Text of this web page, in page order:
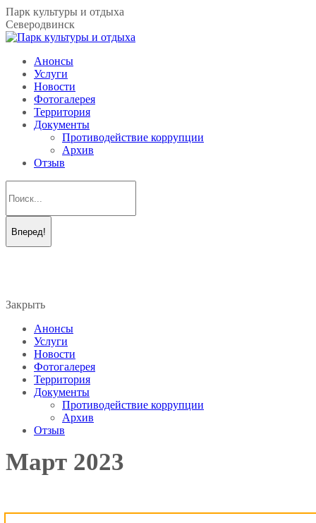
Перейти
к
содержанию
Парк культуры и отдыха
Северодвинск
Анонсы
Услуги
Новости
Фотогалерея
Территория
Документы
Противодействие коррупции
Архив
Отзыв
new
new
Закрыть
Анонсы
Услуги
Новости
Фотогалерея
Территория
Документы
Противодействие коррупции
Архив
Отзыв
Март 2023